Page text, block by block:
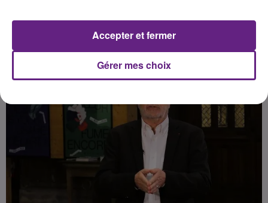
Publié : 13 janvier 2021 à 7h20 par Fabrice Aubry
Gérer mes choix
Accepter et fermer